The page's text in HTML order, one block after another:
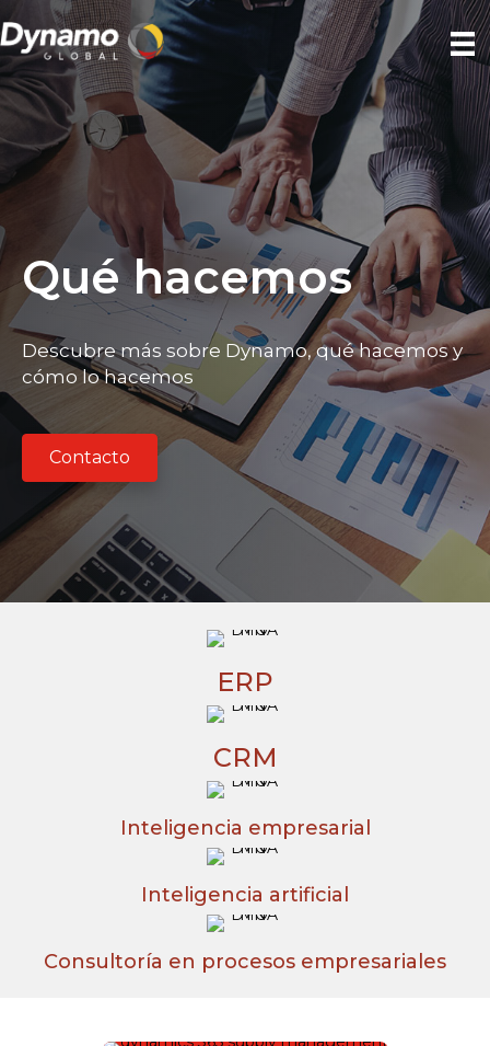
Qué hacemos
Descubre más sobre Dynamo, qué hacemos y
cómo lo hacemos
Contacto
ERP
CRM
Inteligencia empresarial
Inteligencia artificial
Consultoría en procesos empresariales